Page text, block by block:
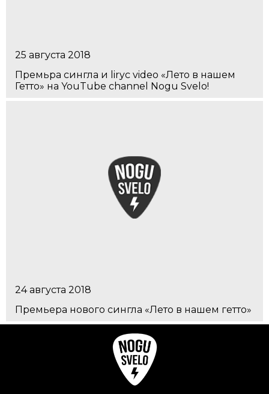
25 августа 2018
Премьра сингла и liryc video «Лето в нашем
Гетто» на YouTube channel Nogu Svelo!
24 августа 2018
Премьера нового сингла «Лето в нашем гетто»